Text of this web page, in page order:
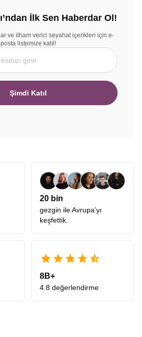
İlk Sen Haberdar Ol!
ve ilham verici seyahat içerikleri için e-
posta listemize katıl!
Şimdi Katıl
20 bin
gezgin ile Avrupa’yı
keşfettik.
8B+
4.8 değerlendirme